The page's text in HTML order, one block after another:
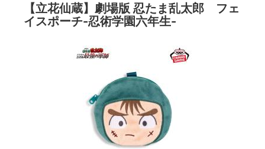
【立花仙蔵】劇場版 忍たま乱太郎 フェ
イスポーチ-忍術学園六年生-